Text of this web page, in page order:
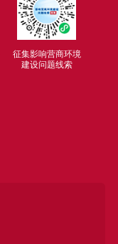
征集影响营商环境
建设问题线索